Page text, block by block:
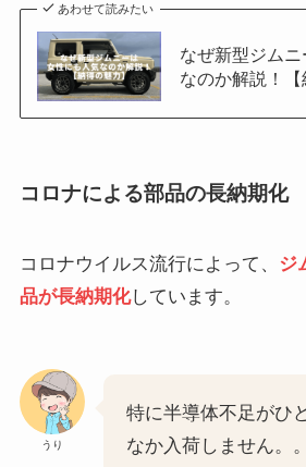
あわせて読みたい
なぜ新型ジム
なのか解説！【
コロナによる部品の長納期化
コロナウイルス流行によって、 ジ
品が長納期化しています。
うり
特に半導体不足がひ
なか入荷しません。。